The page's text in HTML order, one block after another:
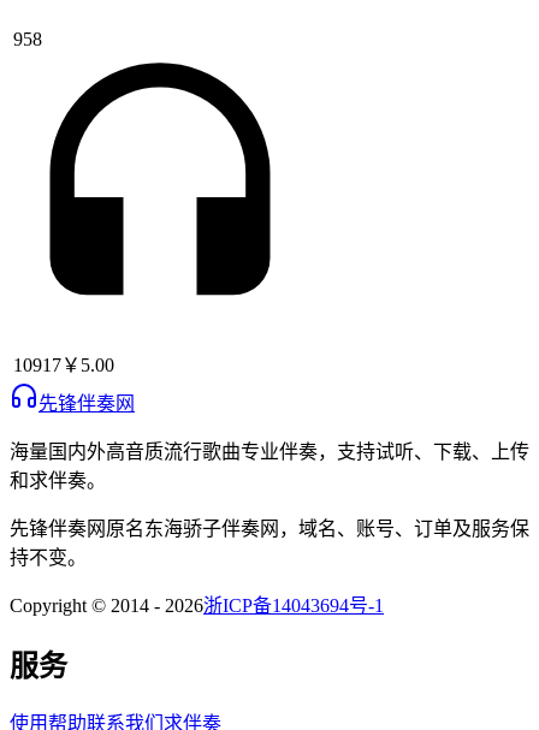
958
10917￥5.00
先锋伴奏网
海量国内外高音质流行歌曲专业伴奏，支持试听、下载、上传
和求伴奏。
先锋伴奏网 原名东海骄子伴奏网 ，域名、账号、订单及服务保
持不变。
Copyright © 2014 - 2026浙ICP备14043694号-1
服务
使用帮助联系我们 求伴奏